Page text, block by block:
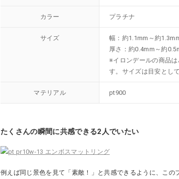
カラー プラチナ
サイズ
幅：約1.1mm～約
厚さ：約0.4mm～約
※イロンデールの商品
す。サイズは目安とし
マテリアル pt900
たくさんの瞬間に共感できる2人でいたい
例えば同じ景色を見て「素敵！」と共感できるように、この